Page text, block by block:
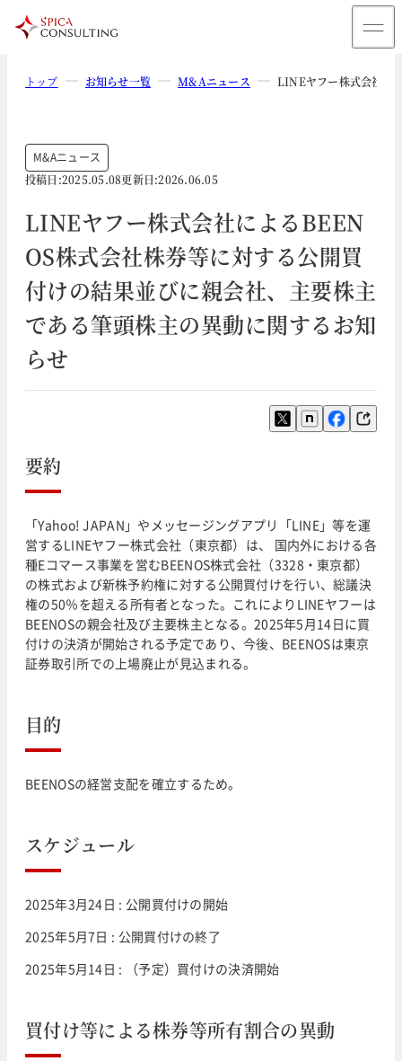
トップ お知らせ一覧 M&Aニュース LINEヤフー株式会社に
M&Aニュース
投稿日:2025.05.08更新日:2026.06.05
LINEヤフー株式会社によるBEEN
OS株式会社株券等に対する公開買
付けの結果並びに親会社、主要株主
である筆頭株主の異動に関するお知
らせ
要約
「Yahoo! JAPAN」やメッセージングアプリ「LINE」等を運
営するLINEヤフー株式会社（東京都）は、 国内外における各
種Eコマース事業を営むBEENOS株式会社（3328・東京都）
の株式および新株予約権に対する公開買付けを行い、総議決
権の50％を超える所有者となった。これによりLINEヤフーは
BEENOSの親会社及び主要株主となる。2025年5月14日に買
付けの決済が開始される予定であり、今後、BEENOSは東京
証券取引所での上場廃止が見込まれる。
目的
BEENOSの経営支配を確立するため。
スケジュール
2025年3月24日 : 公開買付けの開始
2025年5月7日 : 公開買付けの終了
2025年5月14日 : （予定）買付けの決済開始
買付け等による株券等所有割合の異動